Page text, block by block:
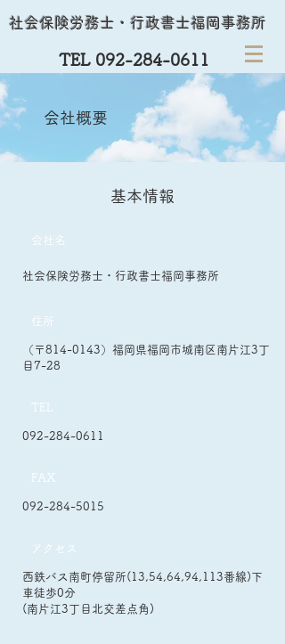
社会保険労務士・行政書士福岡事務所
TEL 092-284-0611
会社概要
基本情報
​会社名
社会保険労務士・行政書士福岡事務所
住所
（〒814-0143）福岡県福岡市城南区南片江3丁
目7-28
TEL
092-284-0611
FAX
092-284-5015
アクセス
西鉄バス南町停留所(13,54,64,94,113番線)下
車徒歩0分
(南片江3丁目北交差点角)